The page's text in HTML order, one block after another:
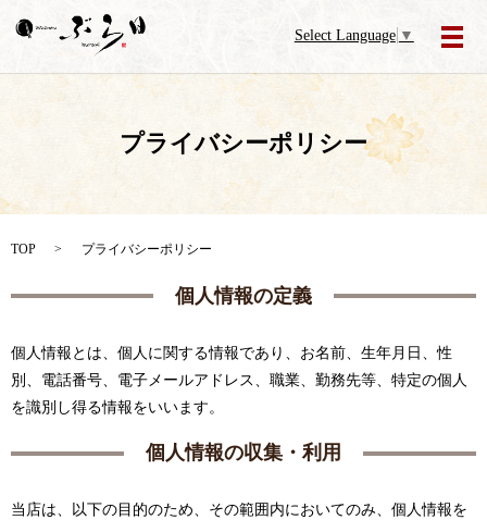
Select Language ▼
メ
プライバシーポリシー
TOP プライバシーポリシー
個人情報の定義
個人情報とは、個人に関する情報であり、お名前、生年月日、性
別、電話番号、電子メールアドレス、職業、勤務先等、特定の個人
を識別し得る情報をいいます。
個人情報の収集・利用
当店は、以下の目的のため、その範囲内においてのみ、個人情報を